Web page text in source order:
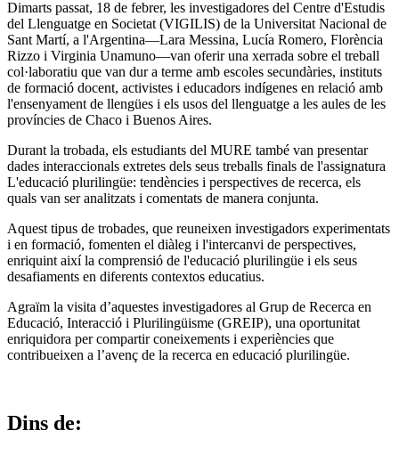
Dimarts passat, 18 de febrer, les investigadores del Centre d'Estudis
del Llenguatge en Societat (VIGILIS) de la Universitat Nacional de
Sant Martí, a l'Argentina—Lara Messina, Lucía Romero, Florència
Rizzo i Virginia Unamuno—van oferir una xerrada sobre el treball
col·laboratiu que van dur a terme amb escoles secundàries, instituts
de formació docent, activistes i educadors indígenes en relació amb
l'ensenyament de llengües i els usos del llenguatge a les aules de les
províncies de Chaco i Buenos Aires.
Durant la trobada, els estudiants del MURE també van presentar
dades interaccionals extretes dels seus treballs finals de l'assignatura
L'educació plurilingüe: tendències i perspectives de recerca, els
quals van ser analitzats i comentats de manera conjunta.
Aquest tipus de trobades, que reuneixen investigadors experimentats
i en formació, fomenten el diàleg i l'intercanvi de perspectives,
enriquint així la comprensió de l'educació plurilingüe i els seus
desafiaments en diferents contextos educatius.
Agraïm la visita d’aquestes investigadores al Grup de Recerca en
Educació, Interacció i Plurilingüisme (GREIP), una oportunitat
enriquidora per compartir coneixements i experiències que
contribueixen a l’avenç de la recerca en educació plurilingüe.
Dins de: